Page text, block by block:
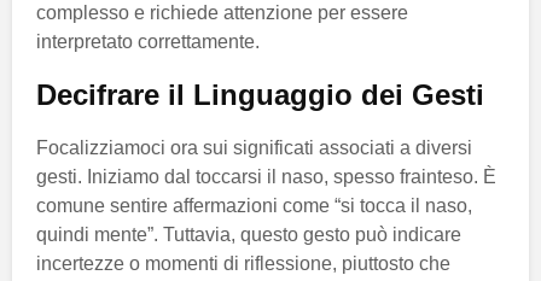
complesso e richiede attenzione per essere
interpretato correttamente.
Decifrare il Linguaggio dei Gesti
Focalizziamoci ora sui significati associati a diversi
gesti. Iniziamo dal toccarsi il naso, spesso frainteso. È
comune sentire affermazioni come “si tocca il naso,
quindi mente”. Tuttavia, questo gesto può indicare
incertezze o momenti di riflessione, piuttosto che